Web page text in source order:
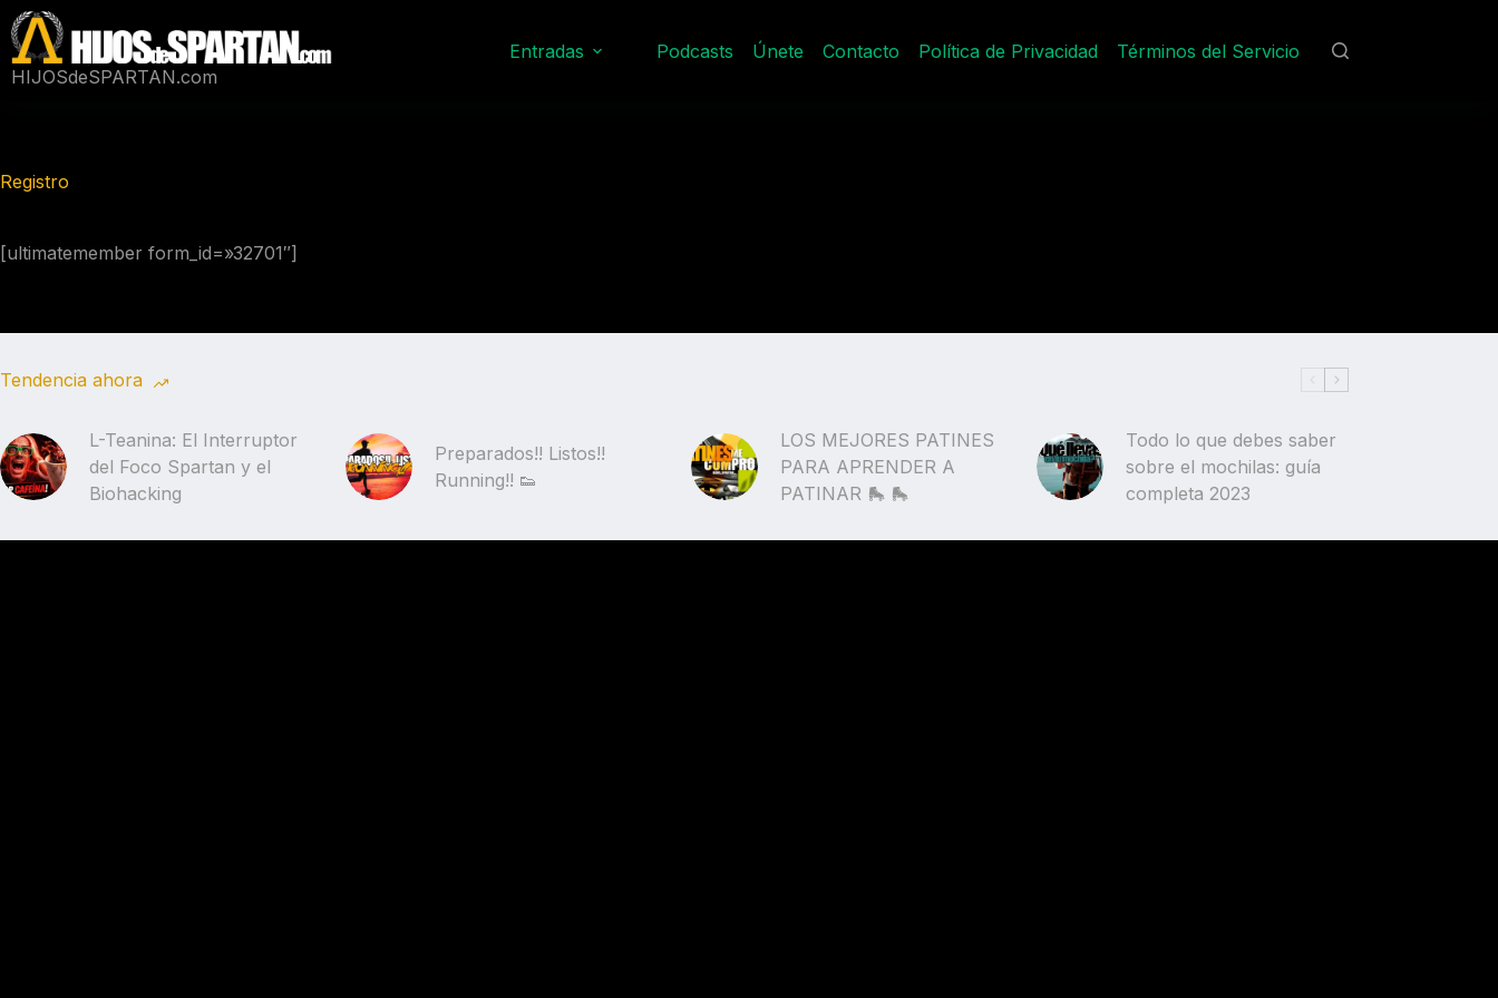
Saltar
al
contenido
HIJOSdeSPARTAN.com
Entradas Podcasts Únete Contacto Política de Privacidad Términos del Servicio
Registro
[ultimatemember form_id=»32701″]
Tendencia ahora
L-Teanina: El Interruptor
del Foco Spartan y el
Biohacking
Preparados!! Listos!!
Running!! 👟
LOS MEJORES PATINES
PARA APRENDER A
PATINAR 🛼 🛼
Todo lo que debes saber
sobre el mochilas: guía
completa 2023